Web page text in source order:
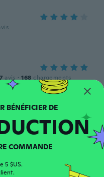
avis · 168 chargements
medidas y color
evita los golpes.
COMMANDE
5 $US.